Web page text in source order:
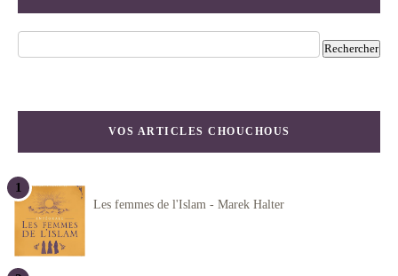
VOS ARTICLES CHOUCHOUS
Les femmes de l'Islam - Marek Halter